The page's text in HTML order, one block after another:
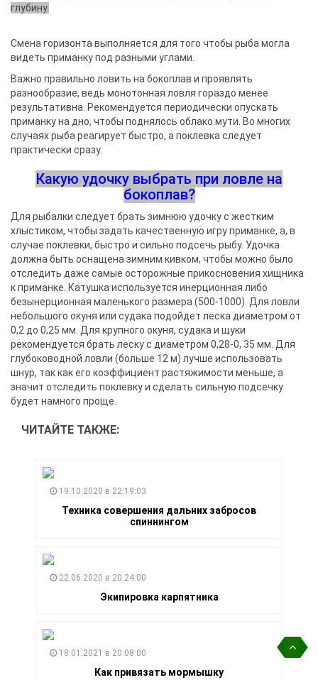
глубину.
Смена горизонта выполняется для того чтобы рыба могла
видеть приманку под разными углами.
Важно правильно ловить на бокоплав и проявлять
разнообразие, ведь монотонная ловля гораздо менее
результативна. Рекомендуется периодически опускать
приманку на дно, чтобы поднялось облако мути. Во многих
случаях рыба реагирует быстро, а поклевка следует
практически сразу.
Какую удочку выбрать при ловле на
бокоплав?
Для рыбалки следует брать зимнюю удочку с жестким
хлыстиком, чтобы задать качественную игру приманке, а, в
случае поклевки, быстро и сильно подсечь рыбу. Удочка
должна быть оснащена зимним кивком, чтобы можно было
отследить даже самые осторожные прикосновения хищника
к приманке. Катушка используется инерционная либо
безынерционная маленького размера (500-1000). Для ловли
небольшого окуня или судака подойдет леска диаметром от
0,2 до 0,25 мм. Для крупного окуня, судака и щуки
рекомендуется брать леску с диаметром 0,28-0, 35 мм. Для
глубоководной ловли (больше 12 м) лучше использовать
шнур, так как его коэффициент растяжимости меньше, а
значит отследить поклевку и сделать сильную подсечку
будет намного проще.
ЧИТАЙТЕ ТАКЖЕ:
19.10.2020 в 22:19:03
Техника совершения дальних забросов
спиннингом
22.06.2020 в 20:24:00
Экипировка карпятника
18.01.2021 в 20:08:00
Как привязать мормышку